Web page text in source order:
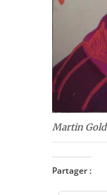
Martin
Partager :